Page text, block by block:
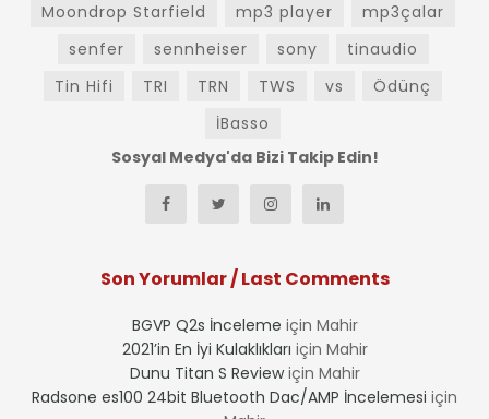
Moondrop Starfield
mp3 player
mp3çalar
senfer
sennheiser sony
tinaudio
Tin Hifi
TRI TRN TWS vs
Ödünç
İBasso
Sosyal Medya'da Bizi Takip Edin!
Son Yorumlar / Last Comments
BGVP Q2s İnceleme için Mahir
2021’in En İyi Kulaklıkları için Mahir
Dunu Titan S Reviewiçin Mahir
Radsone es100 24bit Bluetooth Dac/AMP İncelemesi için